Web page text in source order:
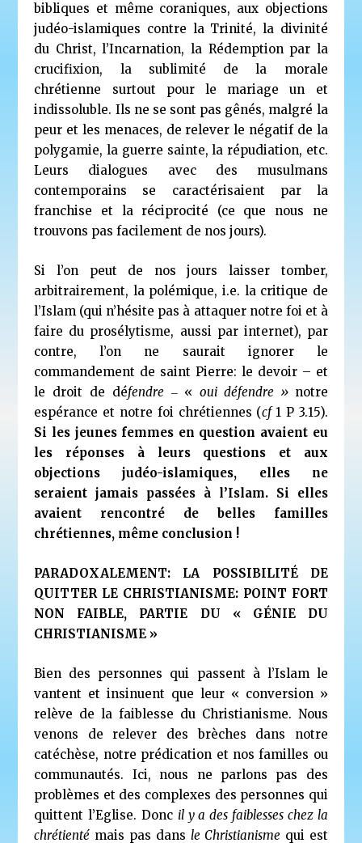
bibliques et même coraniques, aux objections
judéo-islamiques contre la Trinité, la divinité
du Christ, l’Incarnation, la Rédemption par la
crucifixion, la sublimité de la morale
chrétienne surtout pour le mariage un et
indissoluble. Ils ne se sont pas gênés, malgré la
peur et les menaces, de relever le négatif de la
polygamie, la guerre sainte, la répudiation, etc.
Leurs dialogues avec des musulmans
contemporains se caractérisaient par la
franchise et la réciprocité (ce que nous ne
trouvons pas facilement de nos jours).
Si l’on peut de nos jours laisser tomber,
arbitrairement, la polémique, i.e. la critique de
l’Islam (qui n’hésite pas à attaquer notre foi et à
faire du prosélytisme, aussi par internet), par
contre, l’on ne saurait ignorer le
commandement de saint Pierre: le devoir – et
le droit de défendre ‒ «oui défendre » notre
espérance et notre foi chrétiennes (cf1 P 3.15).
Si les jeunes femmes en question avaient eu
les réponses à leurs questions et aux
objections judéo-islamiques, elles ne
seraient jamais passées à l’Islam. Si elles
avaient rencontré de belles familles
chrétiennes, même conclusion !
PARADOXALEMENT: LA POSSIBILITÉ DE
QUITTER LE CHRISTIANISME: POINT FORT
NON FAIBLE, PARTIE DU « GÉNIE DU
CHRISTIANISME »
Bien des personnes qui passent à l’Islam le
vantent et insinuent que leur « conversion »
relève de la faiblesse du Christianisme. Nous
venons de relever des brèches dans notre
catéchèse, notre prédication et nos familles ou
communautés. Ici, nous ne parlons pas des
problèmes et des complexes des personnes qui
quittent l’Eglise. Donc il y a des faiblesses chez la
chrétienté mais pas dans le Christianisme qui est